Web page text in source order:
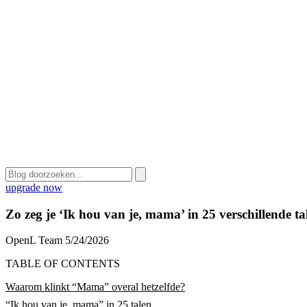
upgrade now
Zo zeg je ‘Ik hou van je, mama’ in 25 verschillende
OpenL Team 5/24/2026
TABLE OF CONTENTS
Waarom klinkt “Mama” overal hetzelfde?